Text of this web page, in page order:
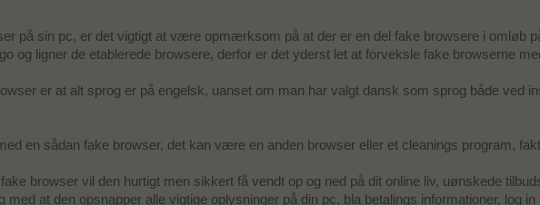
på sin pc, er det vigtigt at være opmærksom på at der er en del fake browsere i omløb
og ligner de etablerede browsere, derfor er det yderst let at forveksle fake browserne
er at alt sprog er på engelsk, uanset om man har valgt dansk som sprog både ved
en sådan fake browser, det kan være en anden browser eller et cleanings program,
browser vil den hurtigt men sikkert få vendt op og ned på dit online liv, uønskede
med at den opsnapper alle vigtige oplysninger på din pc, bla betalings informationer, log